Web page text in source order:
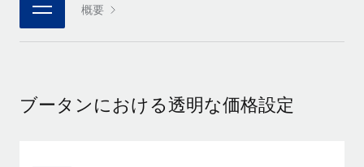
統合
基本的なビジネスツールを活用して業務プロセスを効率化す
サービス
戦略的テクノロジーパートナー
グローバルな人事機能を柔軟に自社プラットフォームへ統合
Remote Build 近日リリース予定
ウェビナー
イベント
給与・人材情報
한국어 概要
ブータンにおける透明な価格設定